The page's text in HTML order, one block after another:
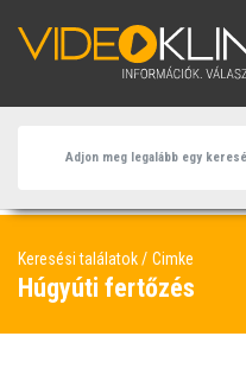
Keresési találatok Cimke
Húgyúti fertőzés